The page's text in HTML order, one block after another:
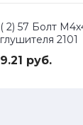
( 2) 57 Болт
глушителя 2101
9.21 руб.